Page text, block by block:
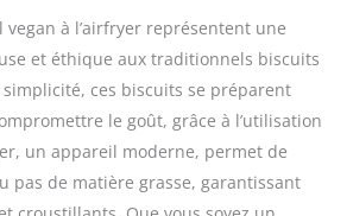
vegan à l’airfryer représentent une
et éthique aux traditionnels biscuits
ces biscuits se préparent
le goût, grâce à l’utilisation
un appareil moderne, permet de
pas de matière grasse, garantissant